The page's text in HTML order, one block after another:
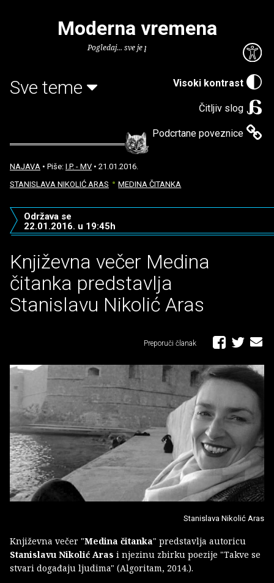
Visoki kontrast
Čitljiv slog
Podcrtane poveznice
Moderna vremena
Pogledaj... sve je puno knjiga.
Sve teme
NAJAVA • Piše: I.P. - MV • 21.01.2016.
STANISLAVA NIKOLIĆ ARAS
MEDINA ČITANKA
Književna večer Medina
čitanka predstavlja
Stanislavu Nikolić Aras
Održava se
22.01.2016. u 19:45h
Preporuči članak
Stanislava Nikolić Aras
Književna večer "Medina čitanka" predstavlja autoricu
Stanislavu Nikolić Aras i njezinu zbirku poezije "Takve se
stvari događaju ljudima" (Algoritam, 2014.).